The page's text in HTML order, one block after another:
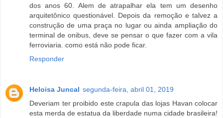
dos anos 60. Alem de atrapalhar ela tem um desenho
arquitetônico questionável. Depois da remoção e talvez a
construção de uma praça no lugar ou ainda ampliação do
terminal de onibus, deve se pensar o que fazer com a vila
ferroviaria. como está não pode ficar.
Responder
Heloisa Juncal segunda-feira, abril 01, 2019
Deveriam ter proibido este crapula das lojas Havan colocar
esta merda de estatua da liberdade numa cidade brasileira!